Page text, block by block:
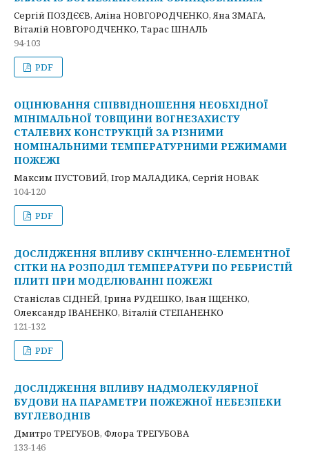
Сергій ПОЗДЄЄВ, Аліна НОВГОРОДЧЕНКО, Яна ЗМАГА,
Віталій НОВГОРОДЧЕНКО, Тарас ШНАЛЬ
94-103
PDF
ОЦІНЮВАННЯ СПІВВІДНОШЕННЯ НЕОБХІДНОЇ
МІНІМАЛЬНОЇ ТОВЩИНИ ВОГНЕЗАХИСТУ
СТАЛЕВИХ КОНСТРУКЦІЙ ЗА РІЗНИМИ
НОМІНАЛЬНИМИ ТЕМПЕРАТУРНИМИ РЕЖИМАМИ
ПОЖЕЖІ
Максим ПУСТОВИЙ, Ігор МАЛАДИКА, Сергій НОВАК
104-120
PDF
ДОСЛІДЖЕННЯ ВПЛИВУ СКІНЧЕННО-ЕЛЕМЕНТНОЇ
СІТКИ НА РОЗПОДІЛ ТЕМПЕРАТУРИ ПО РЕБРИСТІЙ
ПЛИТІ ПРИ МОДЕЛЮВАННІ ПОЖЕЖІ
Станіслав СІДНЕЙ, Ірина РУДЕШКО, Іван ІЩЕНКО,
Олександр ІВАНЕНКО, Віталій СТЕПАНЕНКО
121-132
PDF
ДОСЛІДЖЕННЯ ВПЛИВУ НАДМОЛЕКУЛЯРНОЇ
БУДОВИ НА ПАРАМЕТРИ ПОЖЕЖНОЇ НЕБЕЗПЕКИ
ВУГЛЕВОДНІВ
Дмитро ТРЕГУБОВ, Флора ТРЕГУБОВА
133-146